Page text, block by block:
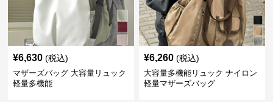
¥6,630 (税込)
マザーズバッグ 大容量リュック
軽量多機能
¥6,260 (税込)
大容量多機能リュック ナイロン
軽量マザーズバッグ